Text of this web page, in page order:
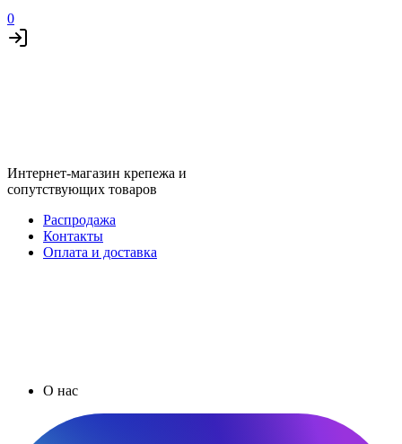
0
Интернет-магазин крепежа и
сопутствующих товаров
Распродажа
Контакты
Оплата и доставка
О нас